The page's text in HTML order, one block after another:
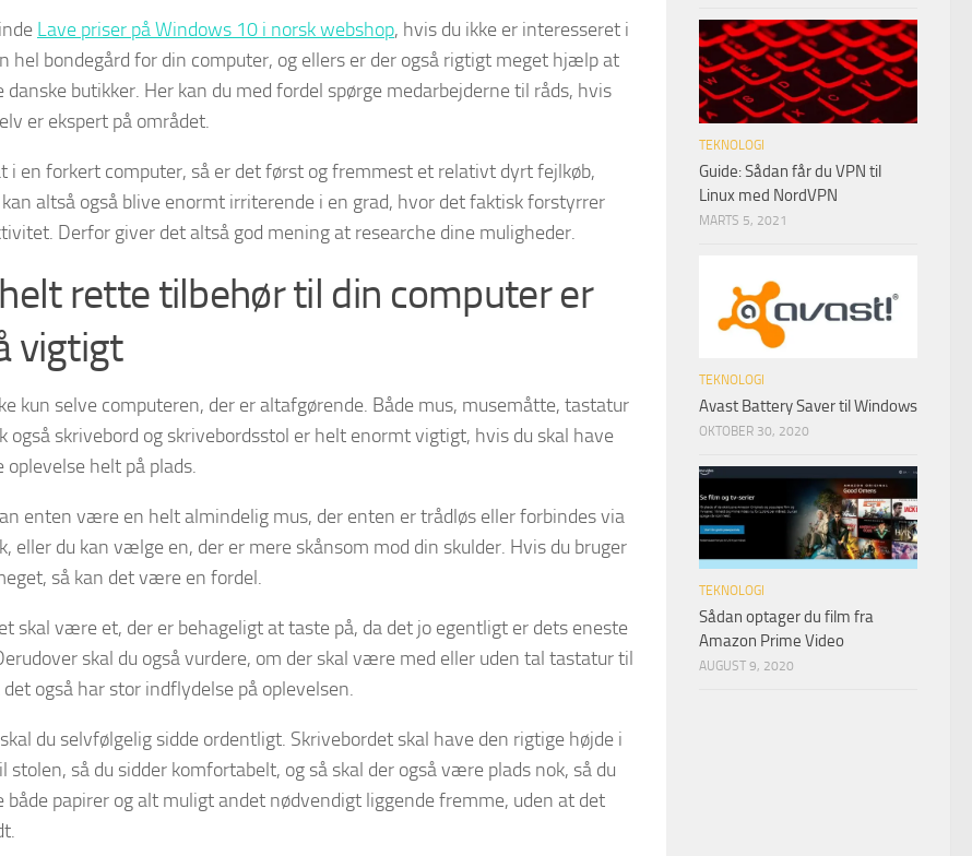
Lave priser på Windows 10 i norsk webshop, hvis du ikke er interesseret i
hel bondegård for din computer, og ellers er der også rigtigt meget hjælp at
danske butikker. Her kan du med fordel spørge medarbejderne til råds, hvis
er ekspert på området.
i en forkert computer, så er det først og fremmest et relativt dyrt fejlkøb,
altså også blive enormt irriterende i en grad, hvor det faktisk forstyrrer
Derfor giver det altså god mening at researche dine muligheder.
rette tilbehør til din computer er
vigtigt
kun selve computeren, der er altafgørende. Både mus, musemåtte, tastatur
også skrivebord og skrivebordsstol er helt enormt vigtigt, hvis du skal have
oplevelse helt på plads.
enten være en helt almindelig mus, der enten er trådløs eller forbindes via
eller du kan vælge en, der er mere skånsom mod din skulder. Hvis du bruger
så kan det være en fordel.
skal være et, der er behageligt at taste på, da det jo egentligt er dets eneste
skal du også vurdere, om der skal være med eller uden tal tastatur til
det også har stor indflydelse på oplevelsen.
du selvfølgelig sidde ordentligt. Skrivebordet skal have den rigtige højde i
stolen, så du sidder komfortabelt, og så skal der også være plads nok, så du
både papirer og alt muligt andet nødvendigt liggende fremme, uden at det
TEKNOLOGI
Guide: Sådan får du VPN til
Linux med NordVPN
MARTS 5, 2021
TEKNOLOGI
Avast Battery Saver til Windows
OKTOBER 30, 2020
TEKNOLOGI
Sådan optager du film fra
Amazon Prime Video
AUGUST 9, 2020